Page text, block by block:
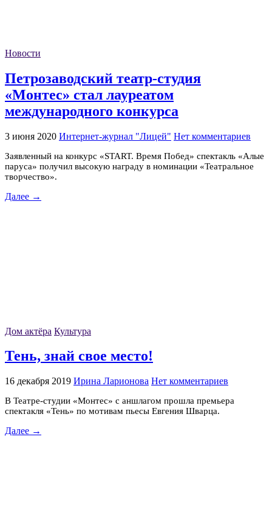
Новости
Петрозаводский театр-студия
«Монтес» стал лауреатом
международного конкурса
3 июня 2020 Интернет-журнал "Лицей" Нет комментариев
Заявленный на конкурс «START. Время Побед» спектакль «Алые
паруса» получил высокую награду в номинации «Театральное
творчество».
Далее →
Дом актёра Культура
Тень, знай свое место!
16 декабря 2019 Ирина Ларионова Нет комментариев
В Театре-студии «Монтес» с аншлагом прошла премьера
спектакля «Тень» по мотивам пьесы Евгения Шварца.
Далее →